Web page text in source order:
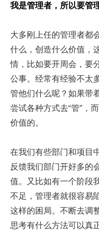
我是管理者，所以要管理
大多刚上任的管理者都
什么，创造什么价值，
情，比如要开周会，要
公事。经常有经验不太
管他们什么呢？如果带
尝试各种方式去“管”，
价值的。
在我们有些部门和项目
反馈我们部门开好多的
值。又比如有一个阶段
不足，管理者就很容易
这样的困局。不断去调
思考有什么方法可以真